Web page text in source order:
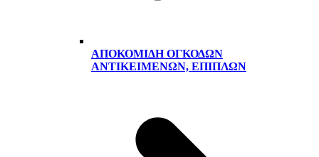
ΑΠΟΚΟΜΙΔΉ ΟΓΚΟΔΏΝ
ΑΝΤΙΚΕΙΜΈΝΩΝ, ΕΠΊΠΛΩΝ